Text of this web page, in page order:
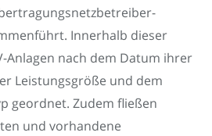
Innerhalb dieser
Anlagen nach dem Datum ihrer
Leistungsgröße und dem
geordnet. Zudem fließen
und vorhandene